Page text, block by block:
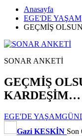
Anasayfa
EGE'DE YAŞAM
GEÇMİŞ
SONAR ANKETİ
GEÇMİŞ
KARDEŞİM…
EGE'DE YAŞAM
Gazi KESKİN Son